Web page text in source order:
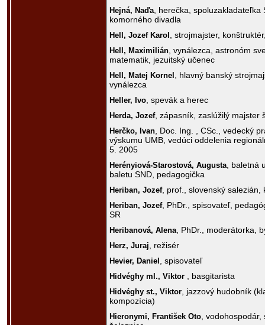
Hejná, Naďa , herečka, spoluzakladateľka
komorného divadla
Hell, Jozef Karol , strojmajster,
Hell, Maximilián , vynálezca, astronóm
matematik, jezuitský učenec
Hell, Matej Kornel
, hlavný banský
vynálezca
Heller, Ivo , spevák a herec
Herda, Jozef, zápasník, zaslúžilý majster
Herčko, Ivan , Doc. Ing. , CSc., vedecký
výskumu UMB, vedúci oddelenia
5. 2005
Herényiová-Starostová, Augusta , baletná
baletu SND, pedagogička
Heriban, Jozef, prof., slovenský salezián,
Heriban, Jozef, PhDr., spisovateľ,
SR
Heribanová, Alena , PhDr., moderátorka,
Herz, Juraj , režisér
Hevier, Daniel , spisovateľ
Hidvéghy ml., Viktor , basgitarista
Hidvéghy st., Viktor , jazzový hudobník
kompozícia)
Hieronymi, František Oto ,